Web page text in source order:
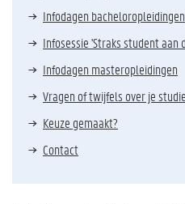
Infodagen bacheloropleidingen
Infosessie 'Straks student aan
Infodagen masteropleidingen
Vragen of twijfels over je
Keuze gemaakt?
Contact